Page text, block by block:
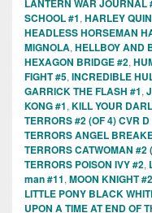
LANTERN WAR JOURNAL
SCHOOL #1, HARLEY
HEADLESS HORSEMAN
MIGNOLA, HELLBOY AND
HEXAGON BRIDGE #2,
FIGHT #5, INCREDIBLE
GARRICK THE FLASH #1,
KONG #1, KILL YOUR
TERRORS #2 (OF 4) CVR
TERRORS ANGEL
TERRORS CATWOMAN #2
TERRORS POISON IVY #2,
man #11, MOON KNIGHT
LITTLE PONY BLACK
UPON A TIME AT END OF